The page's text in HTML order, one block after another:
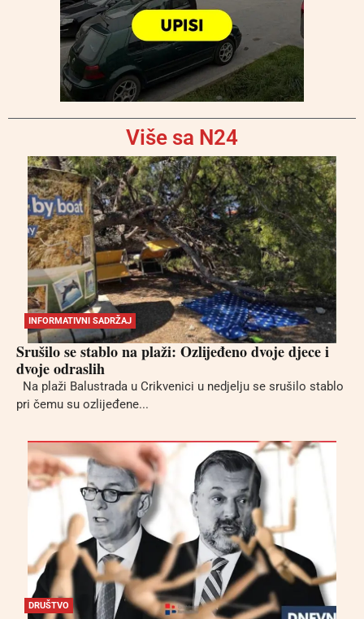
Više sa N24
INFORMATIVNI SADRŽAJ
Srušilo se stablo na plaži: Ozlijeđeno dvoje djece i
dvoje odraslih
Na plaži Balustrada u Crikvenici u nedjelju se srušilo stablo
pri čemu su ozlijeđene...
DRUŠTVO